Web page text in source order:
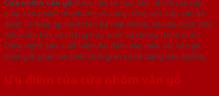
Cửa nhôm vân gỗ được làm từ hợp kim nhôm cao cấp,
giúp sản phẩm nhẹ nhưng vô cùng cứng cáp. Lớp vân gỗ
được in hoặc ép nhiệt lên bề mặt nhôm, sau đó được phủ
thêm lớp bảo vệ chống trầy xước và chống thấm nước.
Công nghệ sản xuất hiện đại đảm bảo màu sắc vân gỗ
không bị phai mờ theo thời gian và dễ dàng bảo dưỡng.
Ưu điểm của cửa nhôm vân gỗ